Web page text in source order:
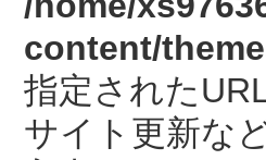
content/
指定された
サイト更新な